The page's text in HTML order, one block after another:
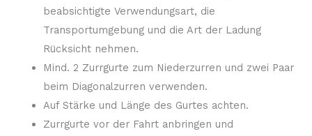
beabsichtigte Verwendungsart, die
Transportumgebung und die Art der Ladung
Rücksicht nehmen.
Mind. 2 Zurrgurte zum Niederzurren und zwei Paar
beim Diagonalzurren verwenden.
Auf Stärke und Länge des Gurtes achten.
Zurrgurte vor der Fahrt anbringen und